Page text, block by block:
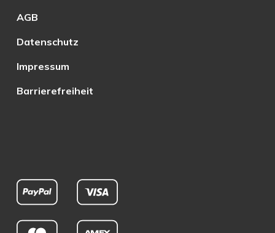
AGB
Datenschutz
Impressum
Barrierefreiheit